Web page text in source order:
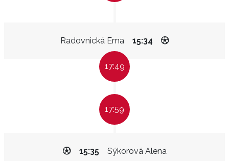
Radovnická Ema 15:34
17:49
17:59
Sýkorová Alena
15:35